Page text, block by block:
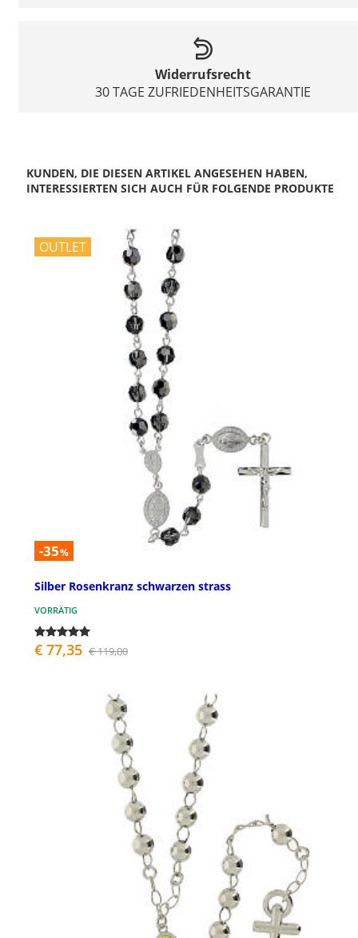
Widerrufsrecht
30 TAGE ZUFRIEDENHEITSGARANTIE
KUNDEN, DIE DIESEN ARTIKEL ANGESEHEN HABEN,
INTERESSIERTEN SICH AUCH FÜR FOLGENDE PRODUKTE
OUTLET
-35%
Silber Rosenkranz schwarzen strass
VORRÄTIG
€ 77,35 € 119,00